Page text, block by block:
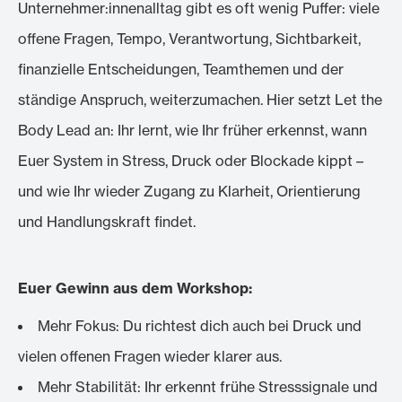
Unternehmer:innenalltag gibt es oft wenig Puffer: viele
offene Fragen, Tempo, Verantwortung, Sichtbarkeit,
finanzielle Entscheidungen, Teamthemen und der
ständige Anspruch, weiterzumachen. Hier setzt Let the
Body Lead an: Ihr lernt, wie Ihr früher erkennst, wann
Euer System in Stress, Druck oder Blockade kippt –
und wie Ihr wieder Zugang zu Klarheit, Orientierung
und Handlungskraft findet.
Euer Gewinn aus dem Workshop:
Mehr Fokus: Du richtest dich auch bei Druck und
vielen offenen Fragen wieder klarer aus.
Mehr Stabilität: Ihr erkennt frühe Stresssignale und